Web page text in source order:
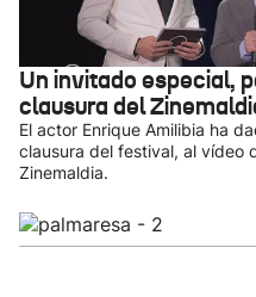
Un invitado especial,
clausura del
El actor Enrique Amilibia ha
clausura del festival, al vídeo
Zinemaldia.